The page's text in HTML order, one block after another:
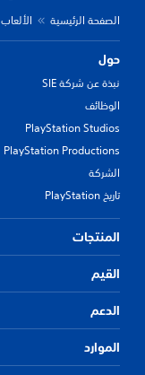
الصفحة الرئيسية الألعاب
حول
نبذة عن شركة SIE
الوظائف
PlayStation Studios
PlayStation Productions
الشركة
تاريخ PlayStation
المنتجات
القيم
الدعم
الموارد